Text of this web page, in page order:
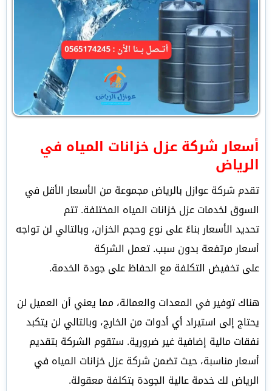
أسعار شركة عزل خزانات المياه في
الرياض
تقدم شركة عوازل بالرياض مجموعة من الأسعار الأقل في
السوق لخدمات عزل خزانات المياه المختلفة.تتم
تحديد الأسعار بناءً على نوع وحجم الخزان، وبالتالي لن تواجه
أسعار مرتفعة بدون سبب.تعمل الشركة
على تخفيض التكلفة مع الحفاظ على جودة الخدمة.
هناك توفير في المعدات والعمالة، مما يعني أن العميل لن
يحتاج إلى استيراد أي أدوات من الخارج، وبالتالي لن يتكبد
نفقات مالية إضافية غير ضرورية. ستقوم الشركة بتقديم
أسعار مناسبة، حيث تضمن شركة عزل خزانات المياه في
الرياض لك خدمة عالية الجودة بتكلفة معقولة.